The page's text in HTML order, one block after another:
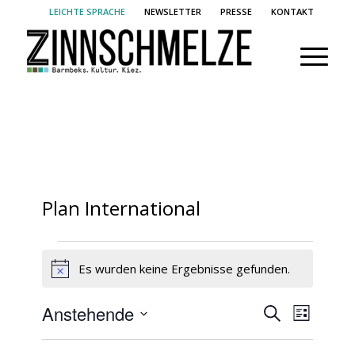
LEICHTE SPRACHE NEWSLETTER PRESSE KONTAKT
Plan International
Veranstaltungen
HinweisEs wurden keine Ergebnisse gefunden.
Suche
SucheListe
Anstehende